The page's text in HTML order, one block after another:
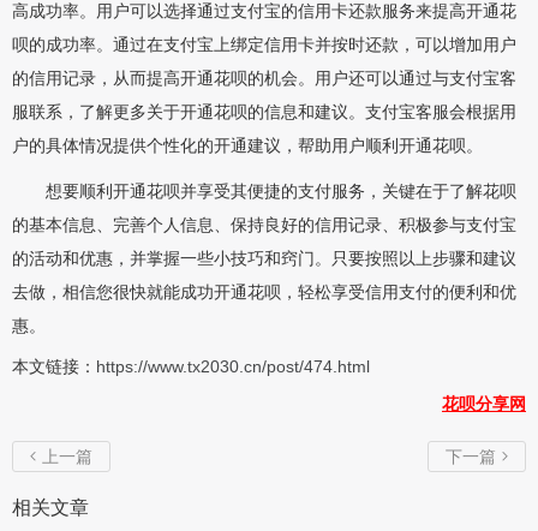
高成功率。用户可以选择通过支付宝的信用卡还款服务来提高开通花
呗的成功率。通过在支付宝上绑定信用卡并按时还款，可以增加用户
的信用记录，从而提高开通花呗的机会。用户还可以通过与支付宝客
服联系，了解更多关于开通花呗的信息和建议。支付宝客服会根据用
户的具体情况提供个性化的开通建议，帮助用户顺利开通花呗。
想要顺利开通花呗并享受其便捷的支付服务，关键在于了解花呗
的基本信息、完善个人信息、保持良好的信用记录、积极参与支付宝
的活动和优惠，并掌握一些小技巧和窍门。只要按照以上步骤和建议
去做，相信您很快就能成功开通花呗，轻松享受信用支付的便利和优
惠。
本文链接： https://www.tx2030.cn/post/474.html
花呗分享网
 上一篇 下一篇 
相关文章